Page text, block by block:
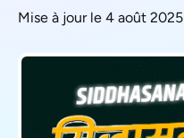
Mise à jour le 4 août 2025